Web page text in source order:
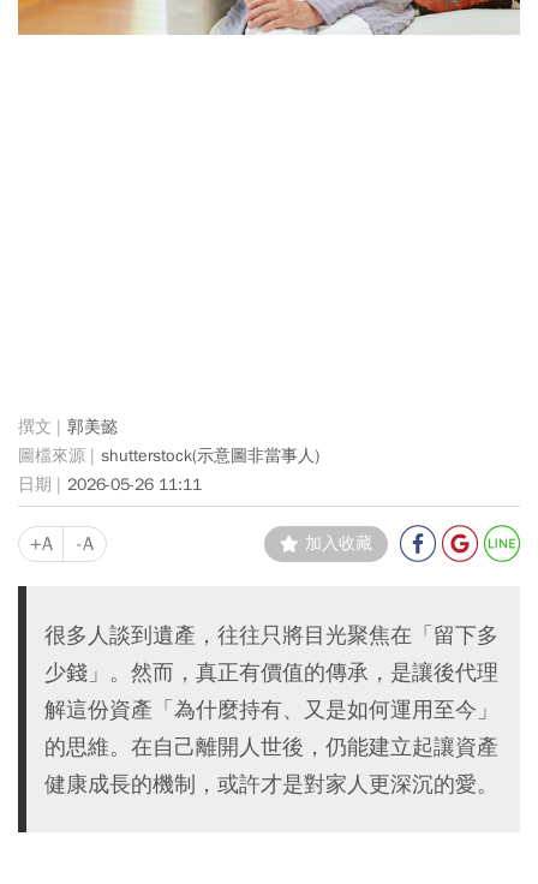
郭美懿
shutterstock(示意圖非當事人)
2026-05-26 11:11
+A -A 加入收藏
很多人談到遺產，往往只將目光聚焦在「留下多
少錢」。然而，真正有價值的傳承，是讓後代理
解這份資產「為什麼持有、又是如何運用至今」
的思維。在自己離開人世後，仍能建立起讓資產
健康成長的機制，或許才是對家人更深沉的愛。